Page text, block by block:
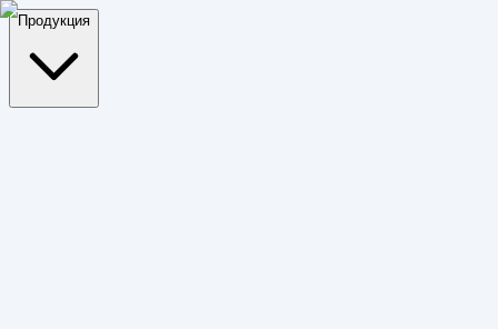
Продукция